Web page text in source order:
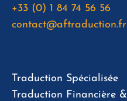
+33 (0) 1 84 74 56 56
contact@aftraduction.fr
Traduction Spécialisée
Traduction Financière